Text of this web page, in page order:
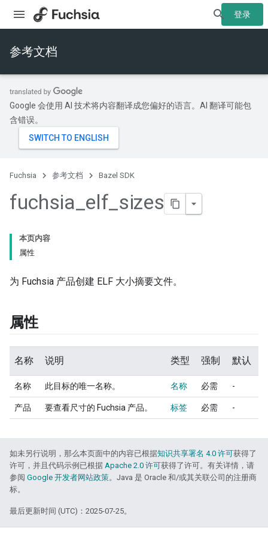
登录
参考文档
Google 会使用 AI 技术将内容翻译成您偏好的语言。AI 翻译可能包
含错误。
Fuchsia 参考文档 Bazel SDK
fuchsia_elf_sizes
本页内容
属性
为 Fuchsia 产品创建 ELF 大小摘要文件。
属性
名称 说明 类型 强制 默认
名称 此目标的唯一名称。 名称 必需 -
产品 要查看尺寸的 Fuchsia 产品。 标签 必需 -
如未另行说明，那么本页面中的内容已根据知识共享署名 4.0 许可获得了
许可，并且代码示例已根据 Apache 2.0 许可获得了许可。有关详情，请
参阅 Google 开发者网站政策。Java 是 Oracle 和/或其关联公司的注册商
标。
最后更新时间 (UTC)：2025-07-25。